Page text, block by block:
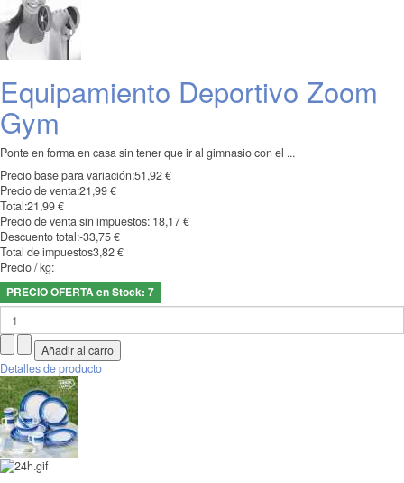
Equipamiento Deportivo Zoom
Gym
Ponte en forma en casa sin tener que ir al gimnasio con el ...
Precio base para variación:51,92 €
Precio de venta:21,99 €
Total:21,99 €
Precio de venta sin impuestos: 18,17 €
Descuento total:-33,75 €
Total de impuestos3,82 €
Precio / kg:
PRECIO OFERTA en Stock: 7
Detalles de producto